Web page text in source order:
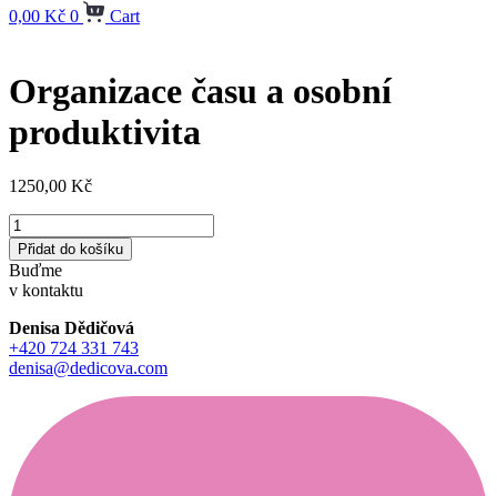
0,00 Kč 0 Cart
Organizace času a osobní
produktivita
1250,00 Kč
Organizace
času
a
osobní
produktivita
množství
Přidat do košíku
Buďme
v kontaktu
Denisa Dědičová
+420 724 331 743
denisa@dedicova.com